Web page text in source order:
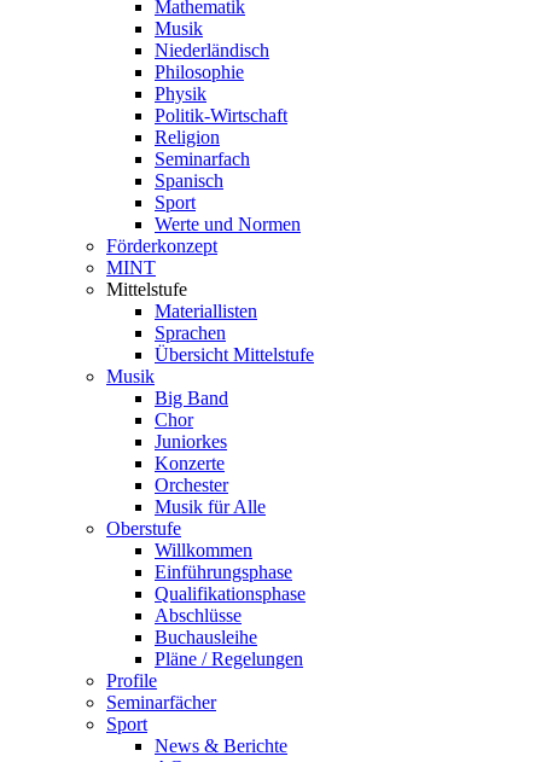
Mathematik
Musik
Niederländisch
Philosophie
Physik
Politik-Wirtschaft
Religion
Seminarfach
Spanisch
Sport
Werte und Normen
Förderkonzept
MINT
Mittelstufe
Materiallisten
Sprachen
Übersicht Mittelstufe
Musik
Big Band
Chor
Juniorkes
Konzerte
Orchester
Musik für Alle
Oberstufe
Willkommen
Einführungsphase
Qualifikationsphase
Abschlüsse
Buchausleihe
Pläne / Regelungen
Profile
Seminarfächer
Sport
News & Berichte